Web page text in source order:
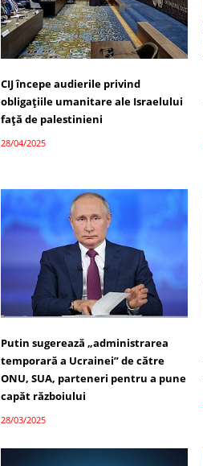
CIJ începe audierile privind
obligațiile umanitare ale Israelului
față de palestinieni
28/04/2025
Putin sugerează „administrarea
temporară a Ucrainei” de către
ONU, SUA, parteneri pentru a pune
capăt războiului
28/03/2025